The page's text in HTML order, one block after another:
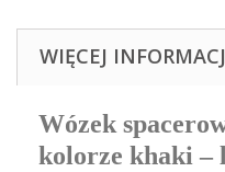
WIĘCEJ
Wózek
kolorze khaki –